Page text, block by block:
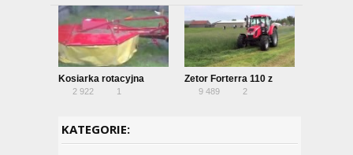
Kosiarka rotacyjna
2 922 1
Zetor Forterra 110 z
kosiarką POTTINGER
9 489 2
KATEGORIE: